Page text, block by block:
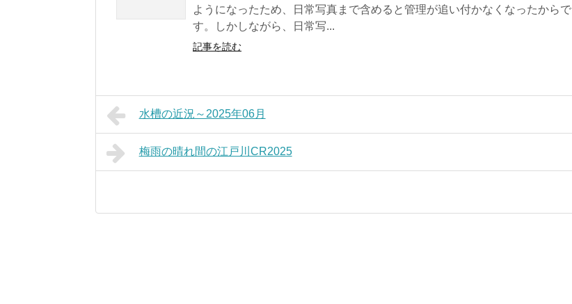
ようになったため、日常写真まで含めると管理が追い付かなくなったからで
す。しかしながら、日常写...
記事を読む
水槽の近況～2025年06月
梅雨の晴れ間の江戸川CR2025